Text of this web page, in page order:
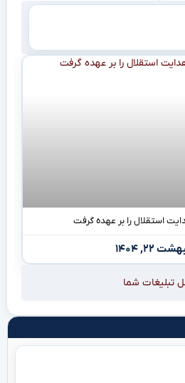
استقلال را بر عهده گرفت
۲۲, ۱۴۰۴
تبلیغات شما